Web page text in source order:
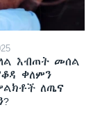
እብጠት መሰል
ቀለምን
ለጤና